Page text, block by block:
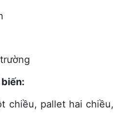
chiều, pallet hai chiều,